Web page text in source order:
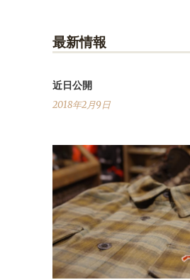
最新情報
近日公開
2018年2月9日